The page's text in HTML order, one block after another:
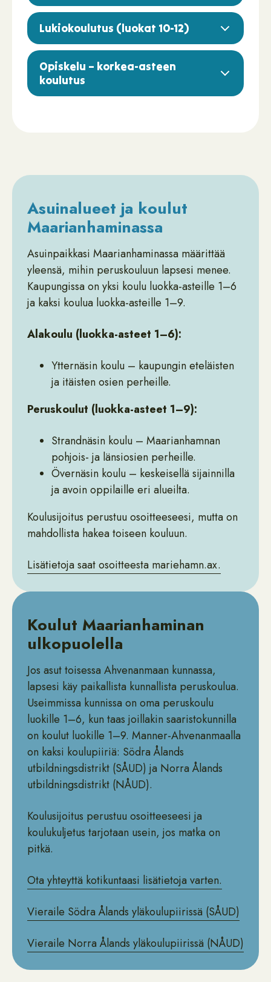
Lukiokoulutus (luokat 10-12)
Opiskelu – korkea-asteen
koulutus
Asuinalueet ja koulut
Maarianhaminassa
Asuinpaikkasi Maarianhaminassa määrittää
yleensä, mihin peruskouluun lapsesi menee.
Kaupungissa on yksi koulu luokka-asteille 1–6
ja kaksi koulua luokka-asteille 1–9.
Alakoulu (luokka-asteet 1–6):
Ytternäsin koulu – kaupungin eteläisten
ja itäisten osien perheille.
Peruskoulut (luokka-asteet 1–9):
Strandnäsin koulu – Maarianhamnan
pohjois- ja länsiosien perheille.
Övernäsin koulu – keskeisellä sijainnilla
ja avoin oppilaille eri alueilta.
Koulusijoitus perustuu osoitteeseesi, mutta on
mahdollista hakea toiseen kouluun.
Lisätietoja saat osoitteesta mariehamn.ax.
Koulut Maarianhaminan
ulkopuolella
Jos asut toisessa Ahvenanmaan kunnassa,
lapsesi käy paikallista kunnallista peruskoulua.
Useimmissa kunnissa on oma peruskoulu
luokille 1–6, kun taas joillakin saaristokunnilla
on koulut luokille 1–9. Manner-Ahvenanmaalla
on kaksi koulupiiriä: Södra Ålands
utbildningsdistrikt (SÅUD) ja Norra Ålands
utbildningsdistrikt (NÅUD).
Koulusijoitus perustuu osoitteeseesi ja
koulukuljetus tarjotaan usein, jos matka on
pitkä.
Ota yhteyttä kotikuntaasi lisätietoja varten.
Vieraile Södra Ålands yläkoulupiirissä (SÅUD)
Vieraile Norra Ålands yläkoulupiirissä (NÅUD)